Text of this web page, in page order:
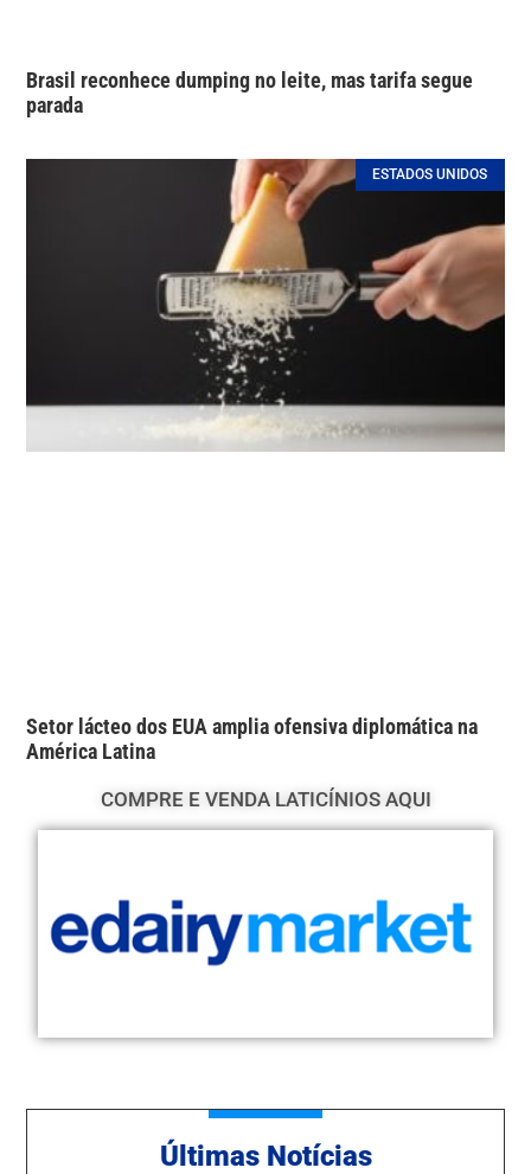
Brasil reconhece dumping no leite, mas tarifa segue
parada
ESTADOS UNIDOS
Setor lácteo dos EUA amplia ofensiva diplomática na
América Latina
COMPRE E VENDA LATICÍNIOS AQUI
Últimas Notícias